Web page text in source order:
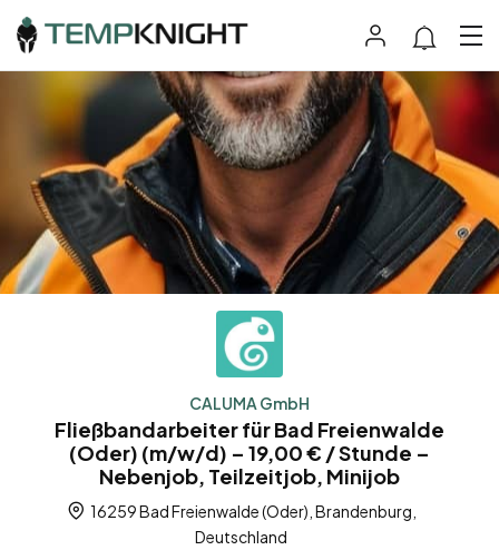
CALUMA GmbH
Fließbandarbeiter für Bad Freienwalde
(Oder) (m/w/d) – 19,00 € / Stunde –
Nebenjob, Teilzeitjob, Minijob
16259 Bad Freienwalde (Oder), Brandenburg,
Deutschland